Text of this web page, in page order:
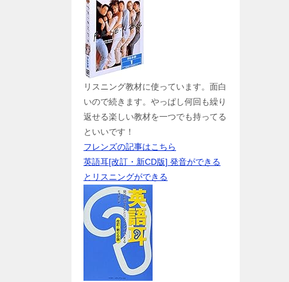
リスニング教材に使っています。面白
いので続きます。やっぱし何回も繰り
返せる楽しい教材を一つでも持ってる
といいです！
フレンズの記事はこちら
英語耳[改訂・新CD版] 発音ができる
とリスニングができる